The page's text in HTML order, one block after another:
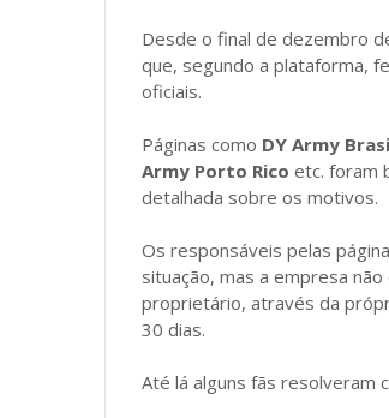
Desde o final de dezembro
que, segundo a plataforma,
oficiais.
Páginas como DY Army
Army Porto Rico etc. foram
detalhada sobre os motivos.
Os responsáveis pelas
situação, mas a empresa
proprietário, através da
30 dias.
Até lá alguns fãs resolveram